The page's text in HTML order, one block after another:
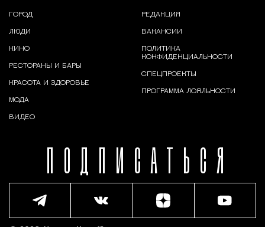
ПОДПИСАТЬСЯ
ГОРОД
ЛЮДИ
КИНО
РЕСТОРАНЫ И БАРЫ
КРАСОТА И ЗДОРОВЬЕ
МОДА
ВИДЕО
РЕДАКЦИЯ
ВАКАНСИИ
ПОЛИТИКА
КОНФИДЕНЦИАЛЬНОСТИ
СПЕЦПРОЕКТЫ
ПРОГРАММА ЛОЯЛЬНОСТИ